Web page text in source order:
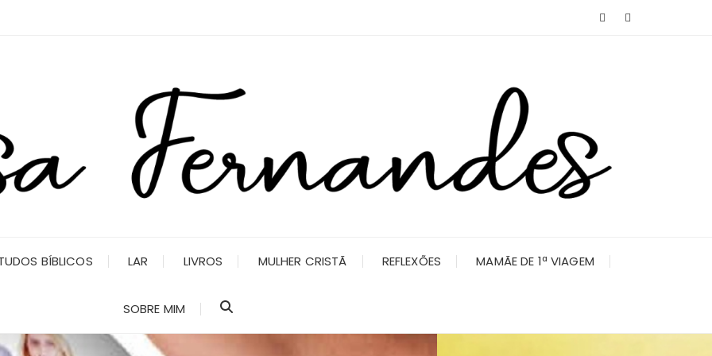
BÍBLICOS LAR LIVROS MULHER CRISTÃ REFLEXÕES MAMÃE DE 1ª VIAGEM
SOBRE MIM